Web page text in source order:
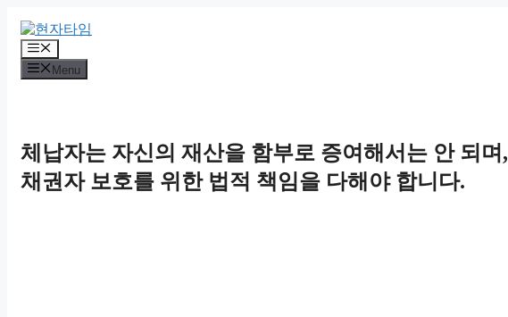
content Menu
Menu
체납자는 자신의 재산을 함부로 증여해서는 안 되며,
채권자 보호를 위한 법적 책임을 다해야 합니다.